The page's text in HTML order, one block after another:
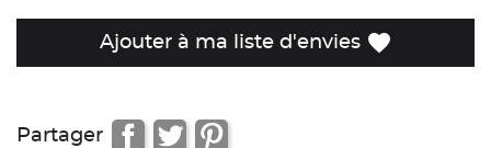
Ajouter à ma liste d'envies favorite
Partager